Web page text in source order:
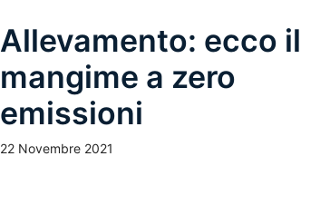
Allevamento: ecco il
mangime a zero
emissioni
22 Novembre 2021